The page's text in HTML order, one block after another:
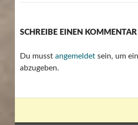
SCHREIBE EINEN KOMMENTAR
Du musst angemeldet sein, um
abzugeben.